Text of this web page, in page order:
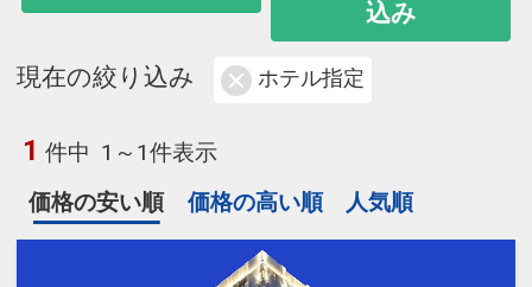
込み
現在の絞り込み ホテル指定
1 件中 1～1件表示
価格の安い順
価格の高い順 人気順